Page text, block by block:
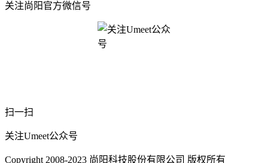
关注尚阳官方微信号
扫一扫
关注Umeet公众号
Copyright 2008-2023 尚阳科技股份有限公司 版权所有